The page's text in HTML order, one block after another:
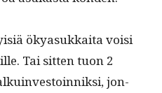
ökya­sukkai­ta voisi
Tai sit­ten tuon 2
jon­